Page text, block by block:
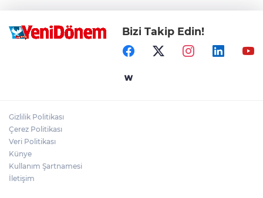
Bizi Takip Edin!
Gizlilik Politikası
Çerez Politikası
Veri Politikası
Künye
Kullanım Şartnamesi
İletişim